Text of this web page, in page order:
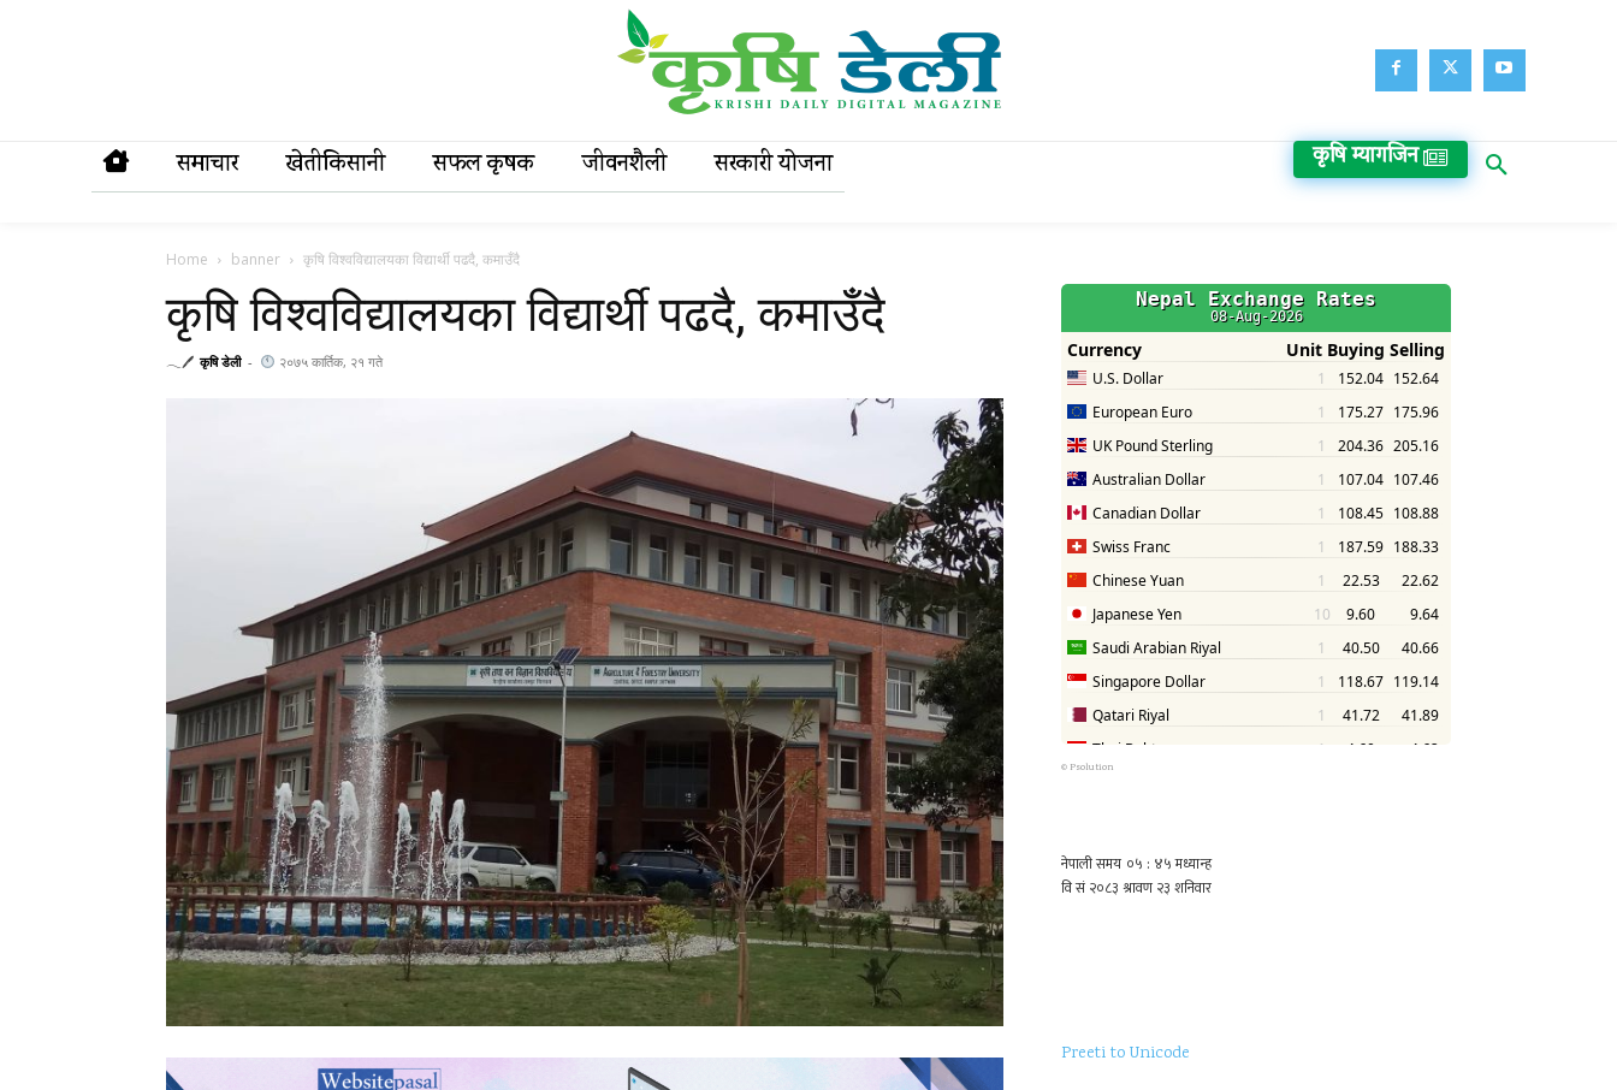
समाचार खेतीकिसानी सफल कृषक जीवनशैली सरकारी याेजना कृषि म्यागजिन
Home banner कृषि विश्वविद्यालयका विद्यार्थी पढदै, कमाउँदै
कृषि विश्वविद्यालयका विद्यार्थी पढदै, कमाउँदै
𓂃🖊 कृषि डेली - २०७५ कार्तिक, २१ गते
© Psolution
Preeti to Unicode